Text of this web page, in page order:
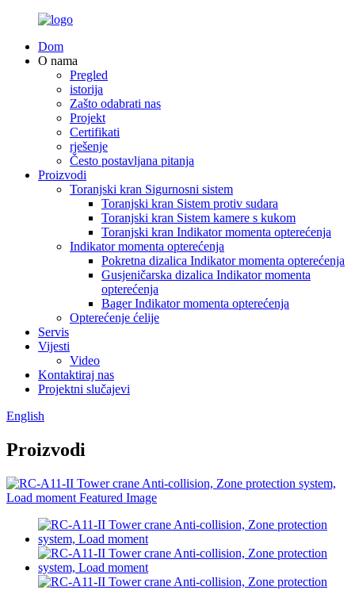
Dom
O nama
Pregled
istorija
Zašto odabrati nas
Projekt
Certifikati
rješenje
Često postavljana pitanja
Proizvodi
Toranjski kran Sigurnosni sistem
Toranjski kran Sistem protiv sudara
Toranjski kran Sistem kamere s kukom
Toranjski kran Indikator momenta opterećenja
Indikator momenta opterećenja
Pokretna dizalica Indikator momenta opterećenja
Gusjeničarska dizalica Indikator momenta
opterećenja
Bager Indikator momenta opterećenja
Opterećenje ćelije
Servis
Vijesti
Video
Kontaktiraj nas
Projektni slučajevi
English
Proizvodi